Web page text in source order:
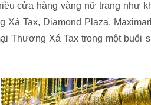
cửa hàng vàng nữ trang như
Xá Tax, Diamond Plaza,
Thương Xá Tax trong một buổi